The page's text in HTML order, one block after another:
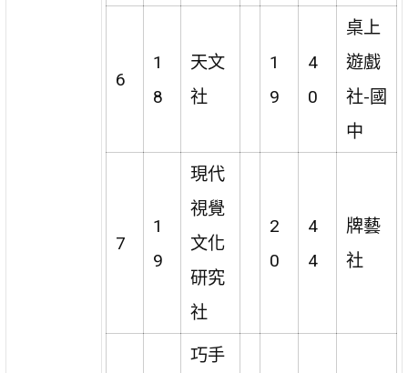
6
1
8
天文
社
1
9
4
0
桌上
遊戲
社-國
中
7
1
9
現代
視覺
文化
研究
社
2
0
4
4
牌藝
社
巧手